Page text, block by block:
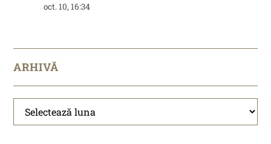
oct. 10, 16:34
ARHIVĂ
Arhivă